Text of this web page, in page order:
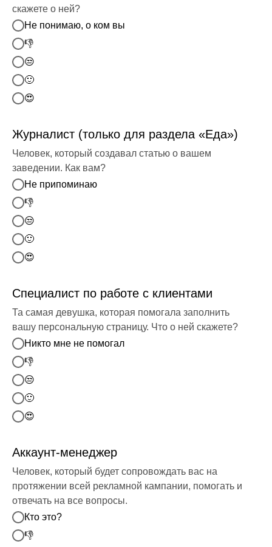
скажете о ней?
Не понимаю, о ком вы
👎
😒
🙂
😍
Журналист (только для раздела «Еда»)
Человек, который создавал статью о вашем
заведении. Как вам?
Не припоминаю
👎
😒
🙂
😍
Специалист по работе с клиентами
Та самая девушка, которая помогала заполнить
вашу персональную страницу. Что о ней скажете?
Никто мне не помогал
👎
😒
🙂
😍
Аккаунт-менеджер
Человек, который будет сопровождать вас на
протяжении всей рекламной кампании, помогать и
отвечать на все вопросы.
Кто это?
👎